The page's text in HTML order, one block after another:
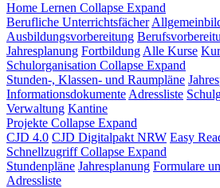
Home Lernen Collapse Expand
Berufliche Unterrichtsfächer
Ausbildungsvorbereitung
Jahresplanung Fortbildung Alle Kurse
Schulorganisation Collapse Expand
Stunden-, Klassen- und Raumpläne
Informationsdokumente Adressliste
Verwaltung Kantine
Projekte Collapse Expand
CJD 4.0 CJD Digitalpakt NRW Easy
SchnellzugriffCollapse Expand
Stundenpläne Jahresplanung Formulare
Adressliste